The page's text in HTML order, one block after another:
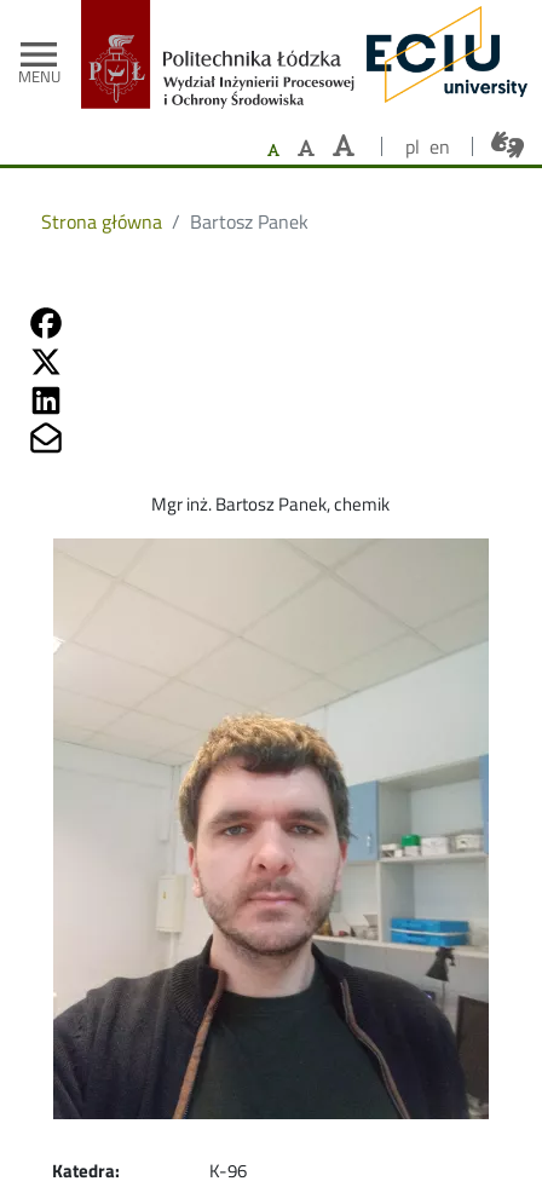
menu
MENU
- Strona główna
pl en
Strona główna Bartosz Panek
Mgr inż. Bartosz Panek, chemik
Katedra:
K-96